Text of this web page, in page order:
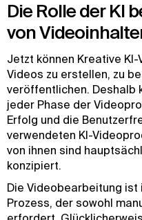
Die Rolle der KI
von
Jetzt können Kreative
Videos zu erstellen, zu
veröffentlichen. Deshalb
jeder Phase der
Erfolg und die
verwendeten KI-
von ihnen sind
konzipiert.
Die Videobearbeitung
Prozess, der sowohl